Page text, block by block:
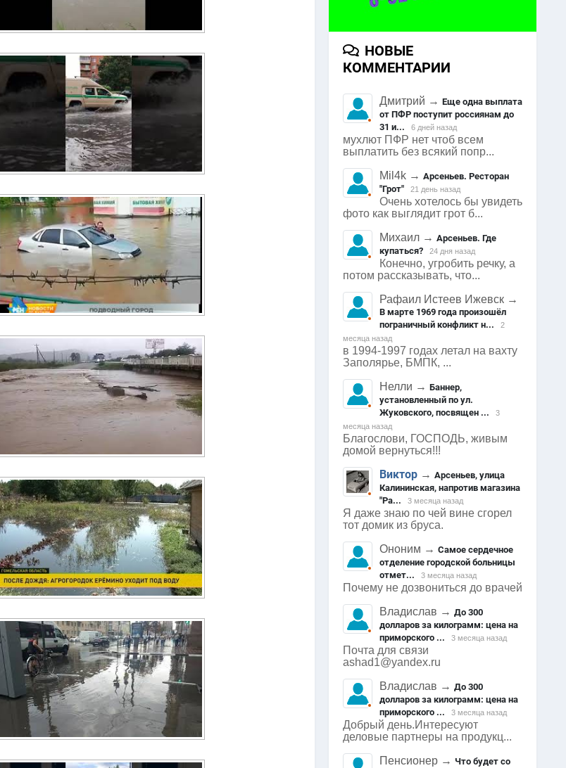
НОВЫЕ
КОММЕНТАРИИ
Дмитрий →Еще одна выплата
от ПФР поступит россиянам до
31 и...
6 дней назад
мухлют ПФР нет чтоб всем
выплатить без всякий попр...
Mil4k →Арсеньев. Ресторан
"Грот"
21 день назад
Очень хотелось бы увидеть
фото как выглядит грот б...
Михаил →Арсеньев. Где
купаться?
24 дня назад
Конечно, угробить речку, а
потом рассказывать, что...
Рафаил Истеев Ижевск →
В марте 1969 года произошёл
пограничный конфликт н...
2
месяца назад
в 1994-1997 годах летал на вахту
Заполярье, БМПК, ...
Нелли →Баннер,
установленный по ул.
Жуковского, посвящен ...
3
месяца назад
Благослови, ГОСПОДЬ, живым
домой вернуться!!!
Виктор →Арсеньев, улица
Калининская, напротив магазина
"Ра...
3 месяца назад
Я даже знаю по чей вине сгорел
тот домик из бруса.
Ононим →Самое сердечное
отделение городской больницы
отмет...
3 месяца назад
Почему не дозвониться до врачей
Владислав →До 300
долларов за килограмм: цена на
приморского ...
3 месяца назад
Почта для связи
ashad1@yandex.ru
Владислав →До 300
долларов за килограмм: цена на
приморского ...
3 месяца назад
Добрый день.Интересуют
деловые партнеры на продукц...
Пенсионер →Что будет со